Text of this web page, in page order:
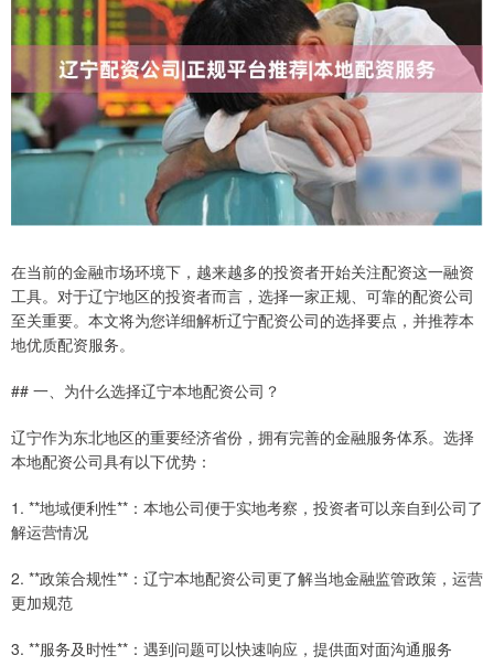
在当前的金融市场环境下，越来越多的投资者开始关注配资这一融资
工具。对于辽宁地区的投资者而言，选择一家正规、可靠的配资公司
至关重要。本文将为您详细解析辽宁配资公司的选择要点，并推荐本
地优质配资服务。
## 一、为什么选择辽宁本地配资公司？
辽宁作为东北地区的重要经济省份，拥有完善的金融服务体系。选择
本地配资公司具有以下优势：
1. **地域便利性**：本地公司便于实地考察，投资者可以亲自到公司了
解运营情况
2. **政策合规性**：辽宁本地配资公司更了解当地金融监管政策，运营
更加规范
3. **服务及时性**：遇到问题可以快速响应，提供面对面沟通服务